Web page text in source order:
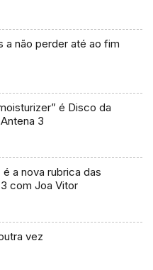
a não perder até ao fim
é Disco da
3
é a nova rubrica das
com Joa Vitor
vez